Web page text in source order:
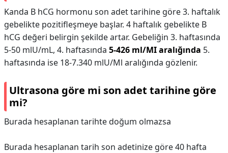
Kanda B hCG hormonu son adet tarihine göre 3. haftalık
gebelikte pozitifleşmeye başlar. 4 haftalık gebelikte B
hCG değeri belirgin şekilde artar. Gebeliğin 3. haftasında
5-50 mlU/mL, 4. haftasında 5-426 ml/MI aralığında 5.
haftasında ise 18-7.340 mlU/Ml aralığında gözlenir.
Ultrasona göre mi son adet tarihine göre
mi?
Burada hesaplanan tarihte doğum olmazsa
Burada hesaplanan tarih son adetinize göre 40 hafta